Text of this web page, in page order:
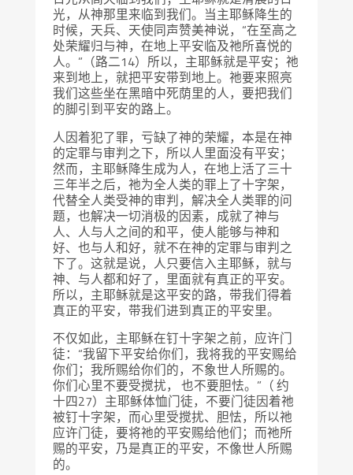
光，从神那里来临到我们。当主耶稣降生的
时候，天兵、天使同声赞美神说，“在至高之
处荣耀归与神，在地上平安临及祂所喜悦的
人。”（路二14）所以，主耶稣就是平安；祂
来到地上，就把平安带到地上。祂要来照亮
我们这些坐在黑暗中死荫里的人，要把我们
的脚引到平安的路上。
人因着犯了罪，亏缺了神的荣耀，本是在神
的定罪与审判之下，所以人里面没有平安；
然而，主耶稣降生成为人，在地上活了三十
三年半之后，祂为全人类的罪上了十字架，
代替全人类受神的审判，解决全人类罪的问
题，也解决一切消极的因素，成就了神与
人、人与人之间的和平，使人能够与神和
好、也与人和好，就不在神的定罪与审判之
下了。这就是说，人只要信入主耶稣，就与
神、与人都和好了，里面就有真正的平安。
所以，主耶稣就是这平安的路，带我们得着
真正的平安，带我们进到真正的平安里。
不仅如此，主耶稣在钉十字架之前，应许门
徒：“我留下平安给你们，我将我的平安赐给
你们；我所赐给你们的，不象世人所赐的。
你们心里不要受搅扰， 也不要胆怯。”（ 约
十四27）主耶稣体恤门徒，不要门徒因着祂
被钉十字架，而心里受搅扰、胆怯，所以祂
应许门徒，要将祂的平安赐给他们；而祂所
赐的平安，乃是真正的平安，不像世人所赐
的。